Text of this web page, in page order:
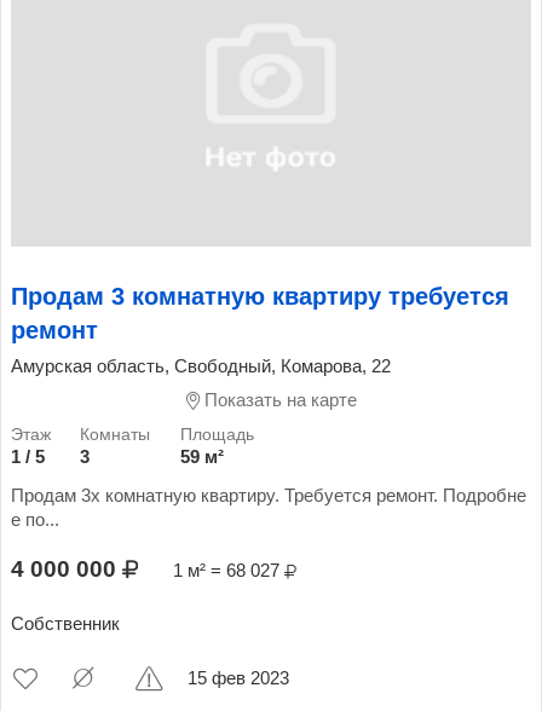
Продам 3 комнатную квартиру требуется
ремонт
Амурская область, Свободный, Комарова, 22
Показать на карте
1 / 5 3
59 м²
Продам 3х комнатную квартиру. Требуется ремонт. Подробне
е по...
4 000 000 1 м² = 68 027
Собственник
15 фев 2023